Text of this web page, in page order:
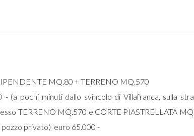
MQ.80 + TERRENO MQ.570
- (a pochi minuti dallo svincolo di Villafranca, sulla
TERRENO MQ.570 e CORTE PIASTRELLATA
privato)  euro 65.000 -